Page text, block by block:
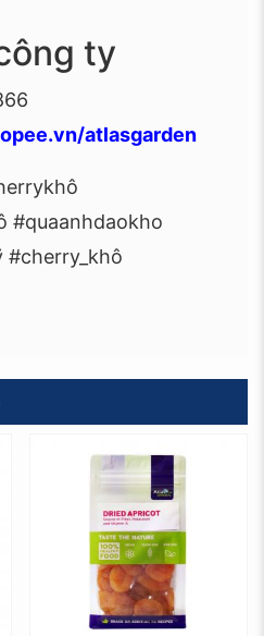
ty
atlasgarden
#quaanhdaokho